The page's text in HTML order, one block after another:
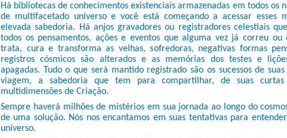
Há bibliotecas de conhecimentos existenciais armazenadas em todos os
de multifacetado universo e você está começando a acessar esses
elevada sabedoria. Há anjos gravadores ou registradores celestiais
todos os pensamentos, ações e eventos que alguma vez já correu
trata, cura e transforma as velhas, sofredoras, negativas formas
registros cósmicos são alterados e as memórias dos testes e
apagadas. Tudo o que será mantido registrado são os sucessos de
viagem, a sabedoria que tem para compartilhar, de suas
multidimensões de Criação.
Sempre haverá milhões de mistérios em sua jornada ao longo do
de uma solução. Nós nos encantamos em suas tentativas para
universo.